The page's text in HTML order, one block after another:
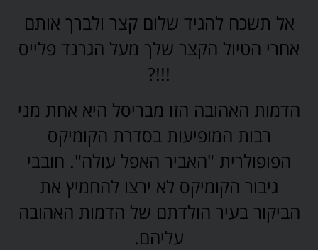
אל תשכח להגיד שלום קצר ולברך אותם
אחרי הטיול הקצר שלך מעל הגרנד פלייס
!!!?
הדמות האהובה הזו מבריסל היא אחת מני
רבות המופיעות בסדרת הקומיקס
הפופולרית "האביר האפל עולה". חובבי
גיבור הקומיקס לא ירצו להחמיץ את
הביקור בעיר הולדתם של הדמות האהובה
עליהם.